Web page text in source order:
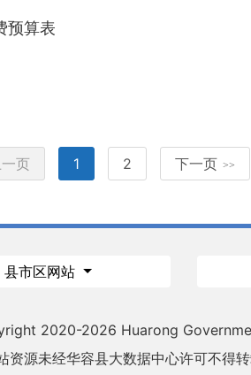
预算表
页 1 2 下一页 >>
县市区网站
2020-2026 Huarong
资源未经华容县大数据中心许可不得